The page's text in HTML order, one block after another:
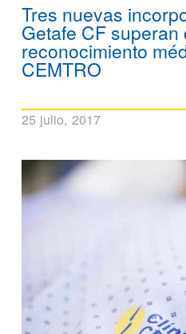
Tres nuevas
Getafe CF superan
reconocimiento
CEMTRO
25 julio, 2017